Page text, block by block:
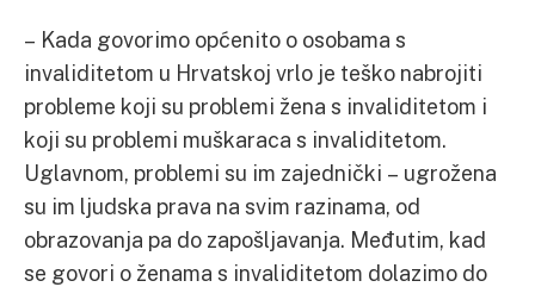
– Kada govorimo općenito o osobama s
invaliditetom u Hrvatskoj vrlo je teško nabrojiti
probleme koji su problemi žena s invaliditetom i
koji su problemi muškaraca s invaliditetom.
Uglavnom, problemi su im zajednički – ugrožena
su im ljudska prava na svim razinama, od
obrazovanja pa do zapošljavanja. Međutim, kad
se govori o ženama s invaliditetom dolazimo do